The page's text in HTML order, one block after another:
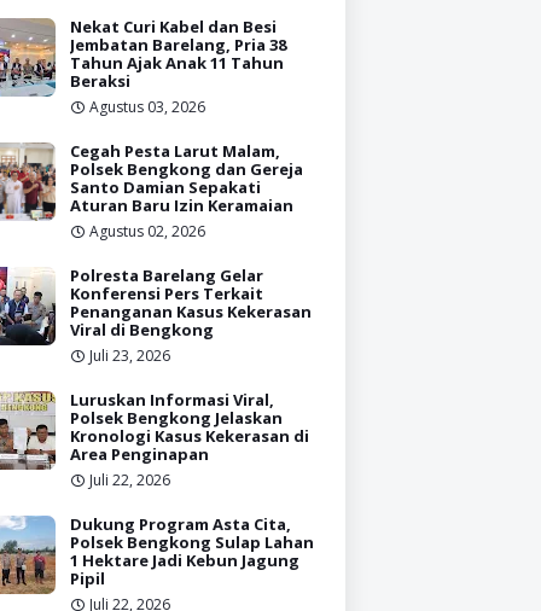
Nekat Curi Kabel dan Besi
Jembatan Barelang, Pria 38
Tahun Ajak Anak 11 Tahun
Beraksi
Agustus 03, 2026
Cegah Pesta Larut Malam,
Polsek Bengkong dan Gereja
Santo Damian Sepakati
Aturan Baru Izin Keramaian
Agustus 02, 2026
Polresta Barelang Gelar
Konferensi Pers Terkait
Penanganan Kasus Kekerasan
Viral di Bengkong
Juli 23, 2026
Luruskan Informasi Viral,
Polsek Bengkong Jelaskan
Kronologi Kasus Kekerasan di
Area Penginapan
Juli 22, 2026
Dukung Program Asta Cita,
Polsek Bengkong Sulap Lahan
1 Hektare Jadi Kebun Jagung
Pipil
Juli 22, 2026